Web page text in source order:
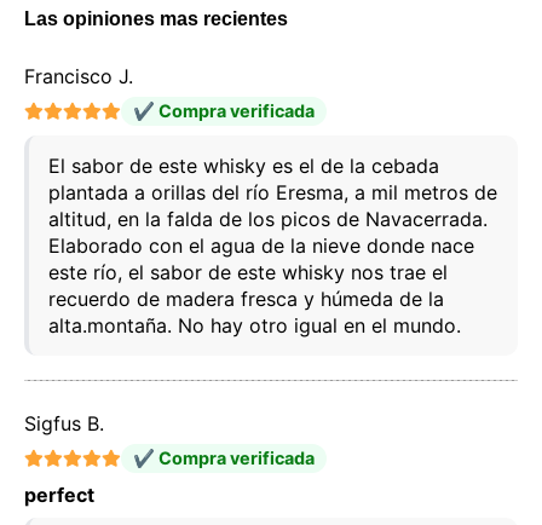
Las opiniones mas recientes
Francisco J.
✔ Compra verificada
El sabor de este whisky es el de la cebada
plantada a orillas del río Eresma, a mil metros de
altitud, en la falda de los picos de Navacerrada.
Elaborado con el agua de la nieve donde nace
este río, el sabor de este whisky nos trae el
recuerdo de madera fresca y húmeda de la
alta.montaña. No hay otro igual en el mundo.
Sigfus B.
✔ Compra verificada
perfect
Este sitio web utiliza cookies
Nuestro sitio web utiliza cookies capaces de leer,